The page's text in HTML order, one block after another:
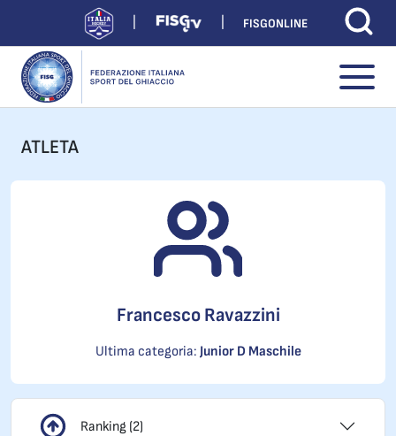
FISGONLINE
ATLETA
Francesco Ravazzini
Ultima categoria: Junior D Maschile
Ranking (2)